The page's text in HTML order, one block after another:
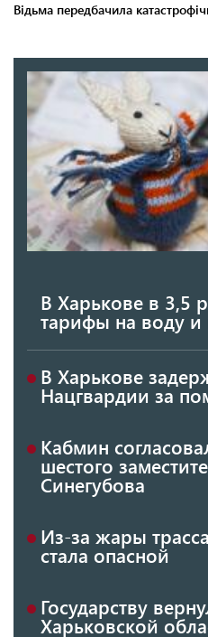
В Харькове в 3,5
тарифы на воду
В Харькове
Нацгвардии за
Кабмин
шестого
Синегубова
Из-за жары
стала опасной
Государству
Харьковской